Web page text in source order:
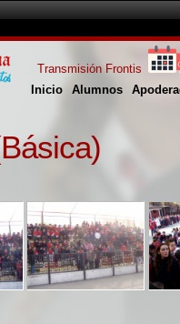
Inicio Alumnos
Transmisión Frontis